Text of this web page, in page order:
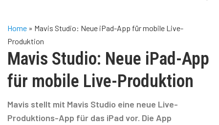
Home » Mavis Studio: Neue iPad-App für mobile Live-
Produktion
Mavis Studio: Neue iPad-App
für mobile Live-Produktion
Mavis stellt mit Mavis Studio eine neue Live-
Produktions-App für das iPad vor. Die App